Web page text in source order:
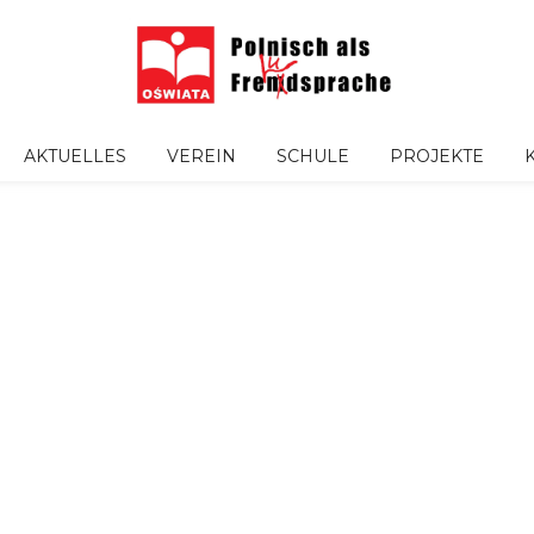
AKTUELLES VEREIN SCHULE PROJEKTE